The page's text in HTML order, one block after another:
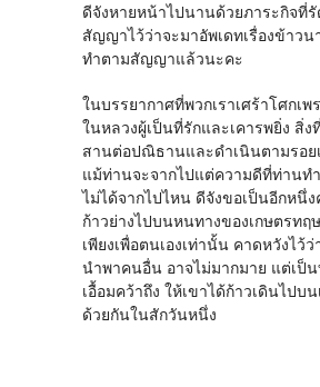
ดีจังหายหน้าไปนานด้วยภาระกิจที่
สัญญาไว้ว่าจะมาอัพเดทเรื่องข้าว
ทำตามสัญญาแล้วนะคะ
ในบรรยากาศที่พวกเราเศร้าโศกเพ
ในหลวงผู้เป็นที่รักและเคารพยิ่ง สิ่ง
สานต่อปณิธานและดำเนินตามรอย
แม้ท่านจะจากไปแต่ความดีที่ท่านท
ไม่ได้จากไปไหน ดีจังขอเป็นอีกหนึ่ง
ก้าวย่างไปบนหนทางของเกษตรทฤ
เพียงเพื่อตนเองเท่านั้น คาดหวังไว้
นำพาคนอื่น อาจไม่มากมาย แต่เป็
เอื้อมคว้าถึง ให้เขาได้ก้าวเดินไปบ
ด้วยกันในสักวันหนึ่ง